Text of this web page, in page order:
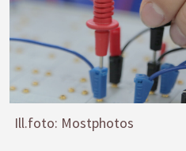
Ill.foto: Mostphotos